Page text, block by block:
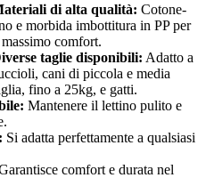
di alta qualità: Cotone-
e morbida imbottitura in PP per
comfort.
taglie disponibili: Adatto a
cani di piccola e media
fino a 25kg, e gatti.
Mantenere il lettino pulito e
Si adatta perfettamente a qualsiasi
comfort e durata nel